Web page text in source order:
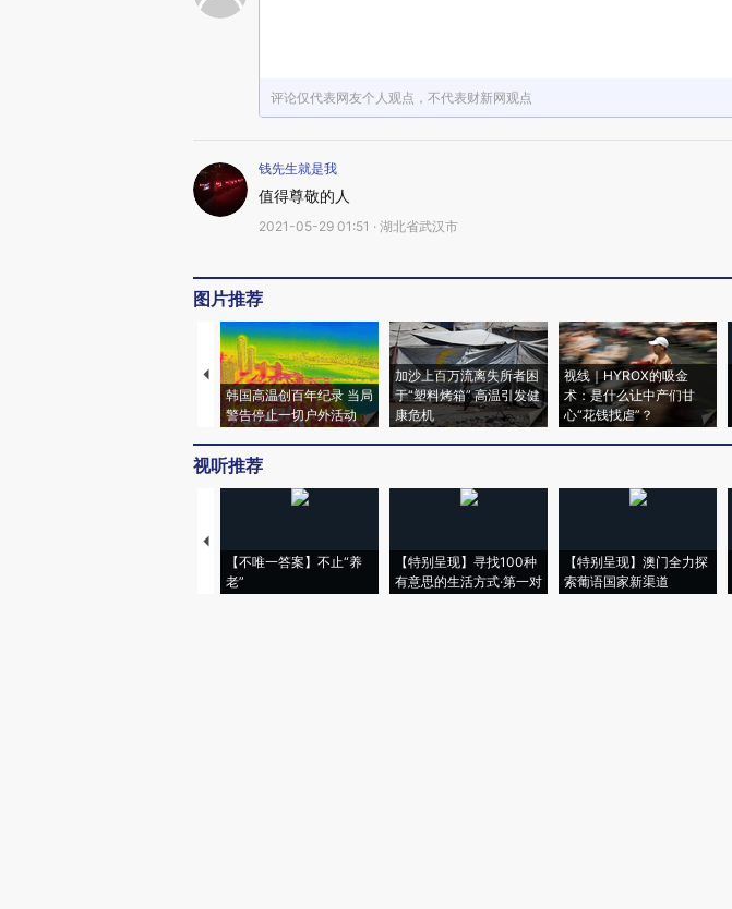
评论仅代表网友个人观点，不代表财新网观点
钱先生就是我
值得尊敬的人
2021-05-29 01:51 · 湖北省武汉市
图片推荐
韩国高温创百年纪录 当局
警告停止一切户外活动
加沙上百万流离失所者困
于“塑料烤箱” 高温引发健
康危机
视线｜HYROX的吸金
术：是什么让中产们甘
心“花钱找虐”？
视听推荐
【不唯一答案】不止“养
老”
【特别呈现】寻找100种
有意思的生活方式·第一对
【特别呈现】澳门全力探
索葡语国家新渠道